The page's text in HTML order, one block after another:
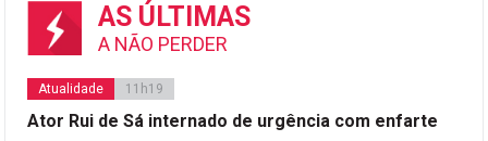
AS ÚLTIMAS
A NÃO PERDER
Atualidade 11h19
Ator Rui de Sá internado de urgência com enfarte